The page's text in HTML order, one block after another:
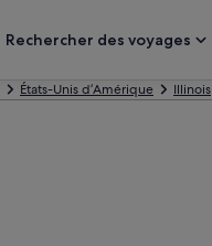
Rechercher des voyages
États-Unis d’Amérique Illinois